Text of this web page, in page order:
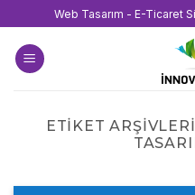
atla
Web Tasarım - E-Ticaret
ETIKET